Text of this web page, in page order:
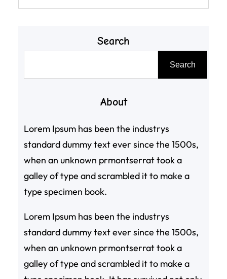
Search
Search
About
Lorem Ipsum has been the industrys
standard dummy text ever since the 1500s,
when an unknown prmontserrat took a
galley of type and scrambled it to make a
type specimen book.
Lorem Ipsum has been the industrys
standard dummy text ever since the 1500s,
when an unknown prmontserrat took a
galley of type and scrambled it to make a